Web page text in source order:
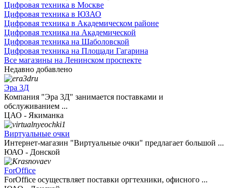
Цифровая техника в Москве
Цифровая техника в ЮЗАО
Цифровая техника в Академическом районе
Цифровая техника на Академической
Цифровая техника на Шаболовской
Цифровая техника на Площади Гагарина
Все магазины на Ленинском проспекте
Недавно добавлено
Эра 3Д
Компания "Эра 3Д" занимается поставками и
обслуживанием ...
ЦАО - Якиманка
Виртуальные очки
Интернет-магазин "Виртуальные очки" предлагает большой ...
ЮАО - Донской
ForOffice
ForOffice осуществляет поставки оргтехники, офисного ...